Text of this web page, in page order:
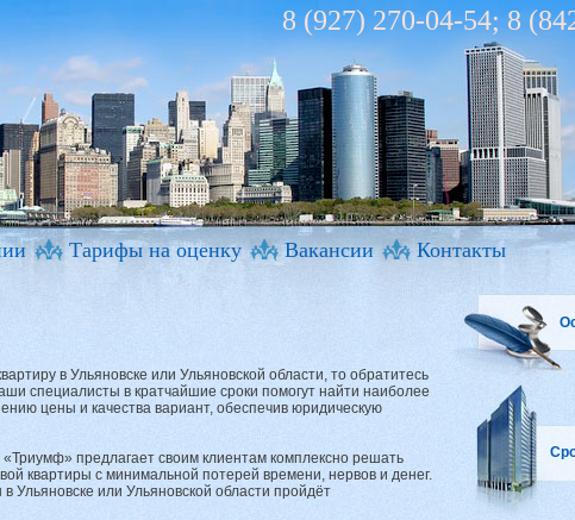
8 (927) 270-04-54; 8
Тарифы на оценку Вакансии Контакты
в Ульяновске или Ульяновской области, то обратитесь
специалисты в кратчайшие сроки помогут найти наиболее
цены и качества вариант, обеспечив юридическую
предлагает своим клиентам комплексно решать
квартиры с минимальной потерей времени, нервов и денег.
Ульяновске или Ульяновской области пройдёт